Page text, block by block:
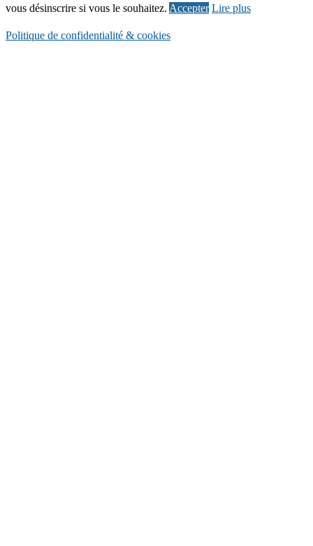
vous désinscrire si vous le souhaitez. Accepter Lire plus
Politique de confidentialité & cookies